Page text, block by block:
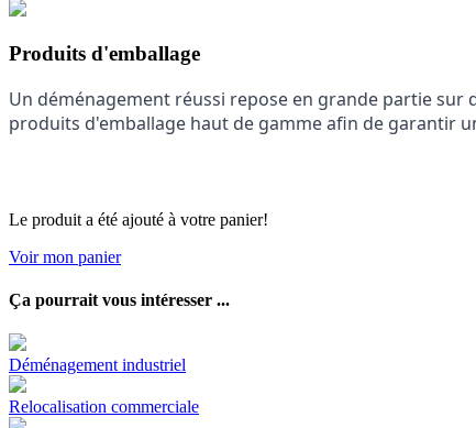
Produits d'emballage
Un déménagement réussi repose en grande partie
produits d'emballage haut de gamme afin de garantir
Le produit a été ajouté à votre panier!
Voir mon panier
Ça pourrait vous intéresser ...
Déménagement industriel
Relocalisation commerciale